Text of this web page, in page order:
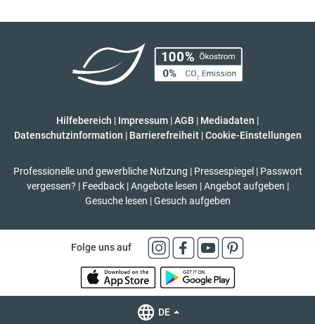
Hilfebereich | Impressum |AGB | Mediadaten |
Datenschutzinformation | Barrierefreiheit | Cookie-Einstellungen
Professionelle und gewerbliche Nutzung | Pressespiegel | Passwort
vergessen? | Feedback | Angebote lesen | Angebot aufgeben |
Gesuche lesen | Gesuch aufgeben
Folge uns auf
DE